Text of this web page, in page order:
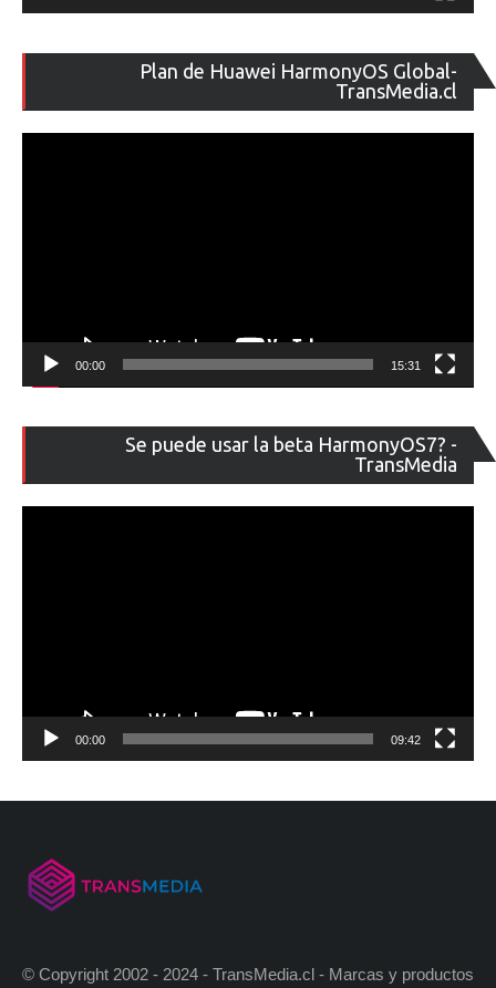
Plan de Huawei HarmonyOS Global-
TransMedia.cl
de
00:00 15:31
Se puede usar la beta HarmonyOS7? -
TransMedia
de
00:00 09:42
© Copyright 2002 - 2024 - TransMedia.cl - Marcas y productos